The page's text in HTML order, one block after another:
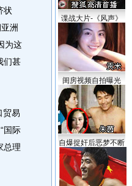
状
洲
为这
们甚
易
国际
总理
谍战大片-《风声》
闺房视频自拍曝光
自爆捉奸后恶梦不断